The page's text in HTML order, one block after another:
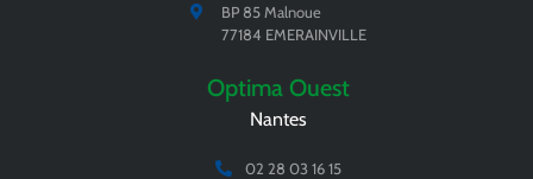
BP 85 Malnoue
77184 EMERAINVILLE
Optima Ouest
Nantes
02 28 03 16 15